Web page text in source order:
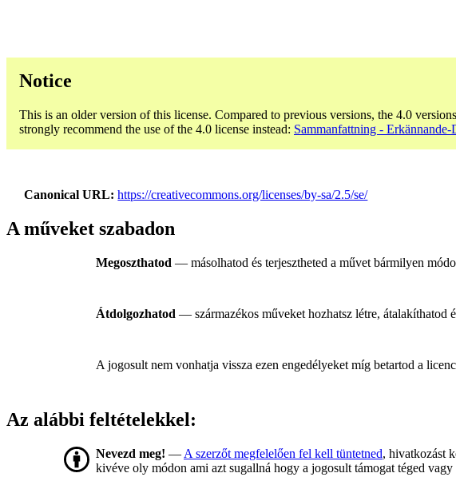
Notice
This is an older version of this license. Compared to previous versions, the 4.0
strongly recommend the use of the 4.0 license instead: Sammanfattning -
Canonical URL https://creativecommons.org/licenses/by-sa/2.5/se/
A műveket szabadon
Megoszthatod — másolhatod és terjesztheted a művet bármilyen
Átdolgozhatod — származékos műveket hozhatsz létre, átalakíthatod
A jogosult nem vonhatja vissza ezen engedélyeket míg betartod a
Az alábbi feltételekkel:
Nevezd meg! — A szerzőt megfelelően fel kell tüntetned, hivatkozást
kivéve oly módon ami azt sugallná hogy a jogosult támogat téged